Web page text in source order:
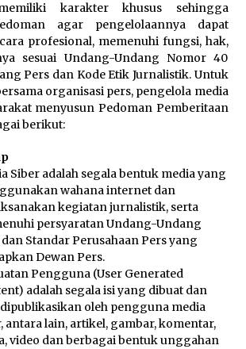
DIGITAL PILKADES PERTAMA DI
KSB GELAR SIMULASI E-VOTING , BUPATI :
OFFLINE, ADA BUKTI STRUK JAGA
KEAMANAN SUARA
2 hari ago
Pelabuhan ASDP Resmi Terapkan Standar
Baru Keselamatan Nasional
2 hari ago
FRS UTS Raih
“Titik Kumpul Sains dan
Audiensi Ombudsman
Kepatuhan Pelayanan
Sumbawa
Inovasi Pelayanan
Perubahan PKN II Resmi
karakter khusus sehingga
agar pengelolaannya dapat
profesional, memenuhi fungsi, hak,
sesuai Undang-Undang Nomor 40
Pers dan Kode Etik Jurnalistik. Untuk
organisasi pers, pengelola media
menyusun Pedoman Pemberitaan
berikut:
Siber adalah segala bentuk media yang
wahana internet dan
kegiatan jurnalistik, serta
persyaratan Undang-Undang
Standar Perusahaan Pers yang
Dewan Pers.
Pengguna (User Generated
adalah segala isi yang dibuat dan
oleh pengguna media
antara lain, artikel, gambar, komentar,
video dan berbagai bentuk unggahan